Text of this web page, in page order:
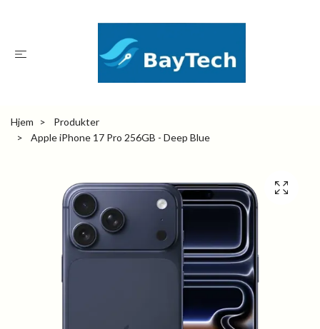
Hjem
Produkter
Apple iPhone 17 Pro 256GB - Deep Blue